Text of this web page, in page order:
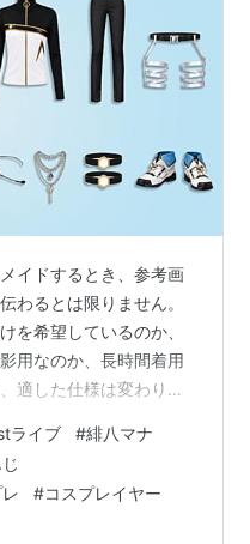
イドするとき、参考画
わるとは限りません。
を希望しているのか、
用なのか、長時間着用
適した仕様は変わりま
衣装製作を相談する前
側の視点からまとめま
いては、MECHATU-A
トページで確認できま
ライブ #緋八マナ
#コスプレイヤー